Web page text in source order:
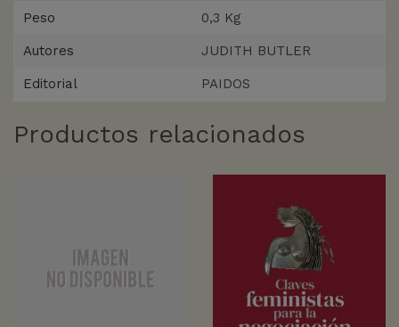
Peso 0,3 Kg
Autores JUDITH BUTLER
Editorial PAIDOS
Productos relacionados